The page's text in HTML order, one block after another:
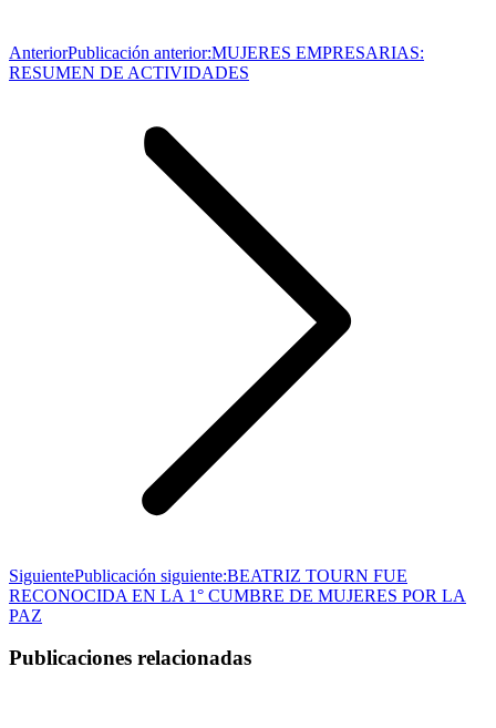
AnteriorPublicación anterior:MUJERES EMPRESARIAS:
RESUMEN DE ACTIVIDADES
SiguientePublicación siguiente:BEATRIZ TOURN FUE
RECONOCIDA EN LA 1° CUMBRE DE MUJERES POR LA
PAZ
Publicaciones relacionadas